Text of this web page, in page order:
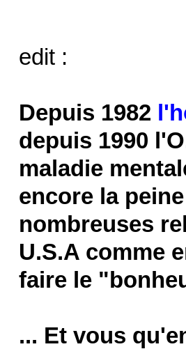
edit :
Depuis 1982
depuis 1990
maladie
encore la
nombreuses
U.S.A comme
faire le
... Et vous